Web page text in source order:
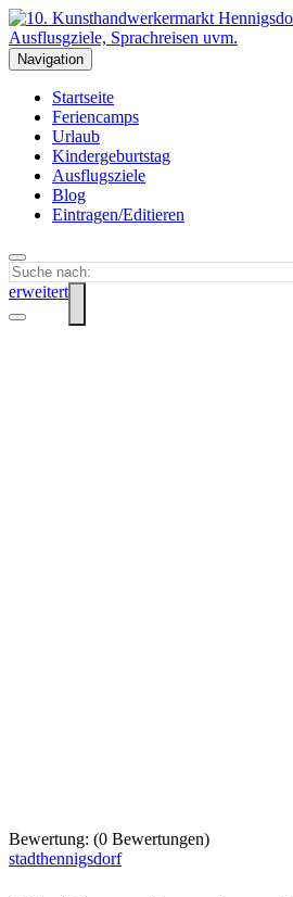
Navigation
Startseite
Feriencamps
Urlaub
Kindergeburtstag
Ausflugsziele
Blog
Eintragen/Editieren
erweitert
Bewertung: (0 Bewertungen)
stadthennigsdorf